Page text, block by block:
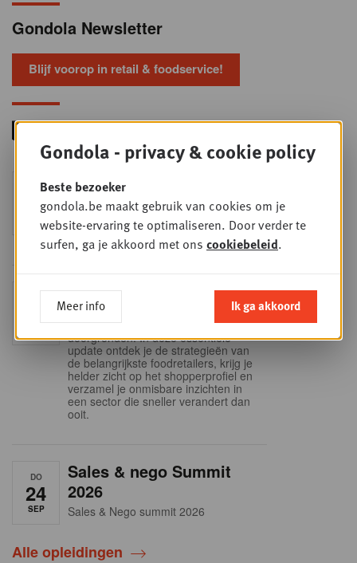
Gondola Newsletter
Blijf voorop in retail & foodservice!
WOE
9
Foodservice - Joint
business planning
Intro to Negotiation: Succes aan de
onderhandelingstafel is geen toeval!
Into Retail - Sold out
Mis deze unieke kans niet om het
Belgische retaillandschap volledig te
doorgronden. In deze essentiële
update ontdek je de strategieën van
de belangrijkste foodretailers, krijg je
helder zicht op het shopperprofiel en
verzamel je onmisbare inzichten in
een sector die sneller verandert dan
ooit.
DO
24
SEP
Sales & nego Summit
2026
Sales & Nego summit 2026
Alle opleidingen
Gondola - privacy & cookie policy
Beste bezoeker
gondola.be maakt gebruik van cookies om je
website-ervaring te optimaliseren. Door verder te
surfen, ga je akkoord met ons cookiebeleid.
Meer info Ik ga akkoord